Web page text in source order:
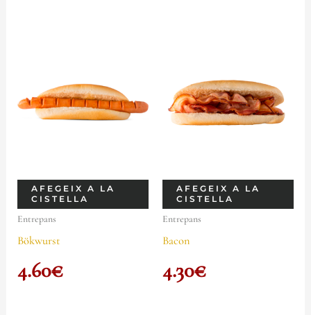
AFEGEIX A LA
CISTELLA
Entrepans
Bökwurst
4.60€
AFEGEIX A LA
CISTELLA
Entrepans
Bacon
4.30€